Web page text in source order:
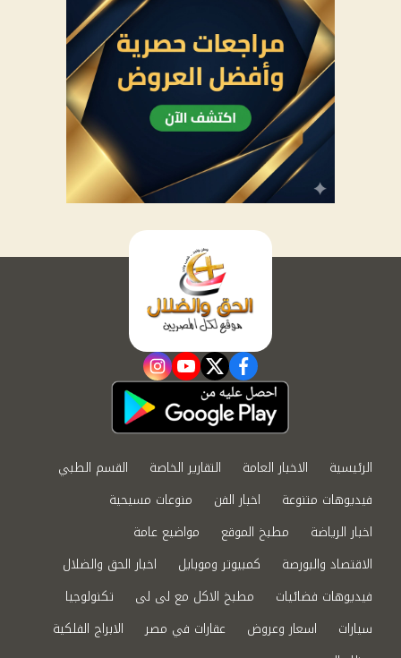
facebook
twitter
youtube
instagram
الرئيسية الاخبار العامة التقارير الخاصة
القسم الطبي
فيديوهات متنوعة
اخبار الفن
منوعات مسيحية
اخبار الرياضة
مطبخ الموقع
مواضيع عامة
الاقتصاد والبورصة
كمبيوتر وموبايل
اخبار الحق والضلال
فيديوهات فضائيات
مطبخ الاكل مع لى لى
تكنولوجيا
سيارات
اسعار وعروض عقارات في مصر
الابراج الفلكية